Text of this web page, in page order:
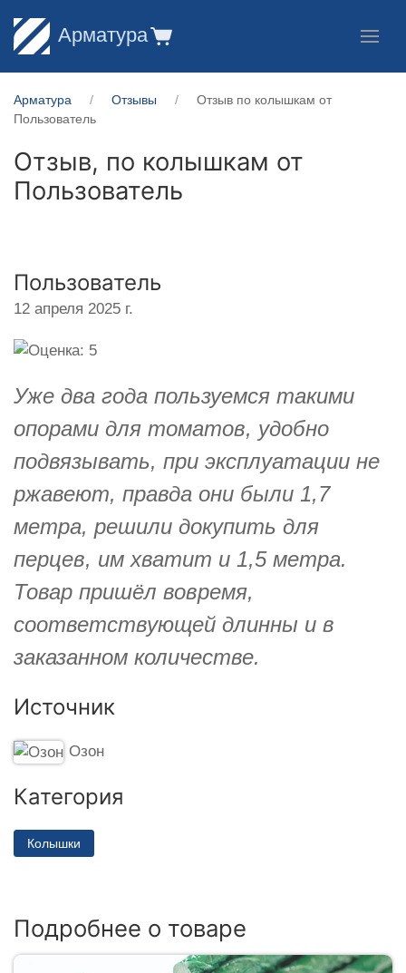
Арматура
Арматура Отзывы
Отзыв по колышкам от
Пользователь
Отзыв, по колышкам от
Пользователь
Пользователь
12 апреля 2025 г.
Уже два года пользуемся такими
опорами для томатов, удобно
подвязывать, при эксплуатации не
ржавеют, правда они были 1,7
метра, решили докупить для
перцев, им хватит и 1,5 метра.
Товар пришёл вовремя,
соответствующей длинны и в
заказанном количестве.
Источник
Озон
Категория
Колышки
Подробнее о товаре